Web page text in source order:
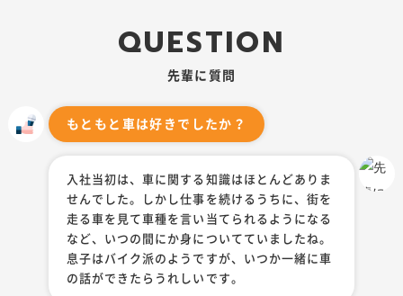
採用サイト
トヨタカローラ南海・ネッツトヨタ南海・DUO南海
TOP
QUESTION
先輩に質問
もともと車は好きでしたか？
入社当初は、車に関する知識はほとんどありま
せんでした。しかし仕事を続けるうちに、街を
走る車を見て車種を言い当てられるようになる
など、いつの間にか身についてていましたね。
息子はバイク派のようですが、いつか一緒に車
の話ができたらうれしいです。